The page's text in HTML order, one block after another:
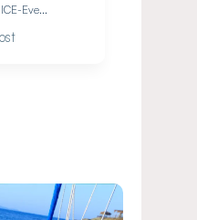
Eve...